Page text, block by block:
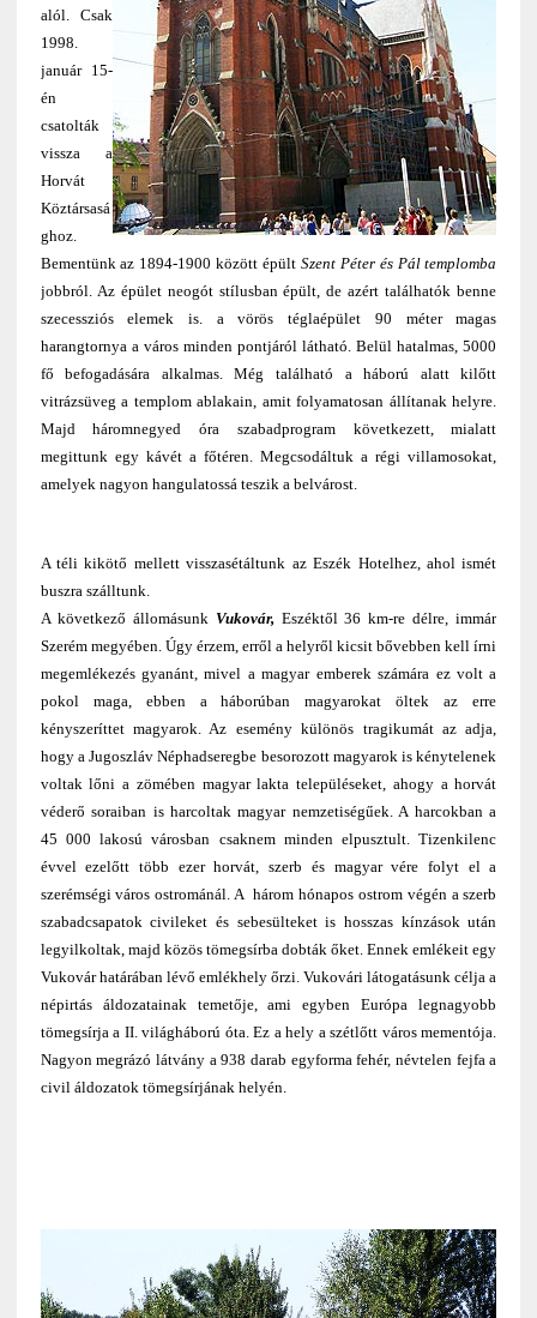
alól. Csak
1998.
január 15-
én
csatolták
vissza a
Horvát
Köztársasá
ghoz.
Bementünk az 1894-1900 között épült Szent Péter és Pál templomba
jobbról. Az épület neogót stílusban épült, de azért találhatók benne
szecessziós elemek is. a vörös téglaépület 90 méter magas
harangtornya a város minden pontjáról látható. Belül hatalmas, 5000
fő befogadására alkalmas. Még található a háború alatt kilőtt
vitrázsüveg a templom ablakain, amit folyamatosan állítanak helyre.
Majd háromnegyed óra szabadprogram következett, mialatt
megittunk egy kávét a főtéren. Megcsodáltuk a régi villamosokat,
amelyek nagyon hangulatossá teszik a belvárost.
A téli kikötő mellett visszasétáltunk az Eszék Hotelhez, ahol ismét
buszra szálltunk.
A következő állomásunk Vukovár,Eszéktől 36 km-re délre, immár
Szerém megyében. Úgy érzem, erről a helyről kicsit bővebben kell írni
megemlékezés gyanánt, mivel a magyar emberek számára ez volt a
pokol maga, ebben a háborúban magyarokat öltek az erre
kényszeríttet magyarok. Az esemény különös tragikumát az adja,
hogy a Jugoszláv Néphadseregbe besorozott magyarok is kénytelenek
voltak lőni a zömében magyar lakta településeket, ahogy a horvát
véderő soraiban is harcoltak magyar nemzetiségűek. A harcokban a
45 000 lakosú városban csaknem minden elpusztult. Tizenkilenc
évvel ezelőtt több ezer horvát, szerb és magyar vére folyt el a
szerémségi város ostrománál. A három hónapos ostrom végén a szerb
szabadcsapatok civileket és sebesülteket is hosszas kínzások után
legyilkoltak, majd közös tömegsírba dobták őket. Ennek emlékeit egy
Vukovár határában lévő emlékhely őrzi. Vukovári látogatásunk célja a
népirtás áldozatainak temetője, ami egyben Európa legnagyobb
tömegsírja a II. világháború óta. Ez a hely a szétlőtt város mementója.
Nagyon megrázó látvány a 938 darab egyforma fehér, névtelen fejfa a
civil áldozatok tömegsírjának helyén.